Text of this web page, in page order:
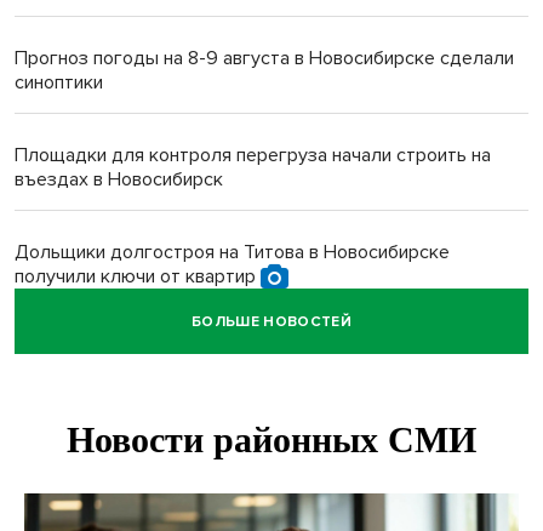
Прогноз погоды на 8-9 августа в Новосибирске сделали
синоптики
Площадки для контроля перегруза начали строить на
въездах в Новосибирск
Дольщики долгостроя на Титова в Новосибирске
получили ключи от квартир
БОЛЬШЕ НОВОСТЕЙ